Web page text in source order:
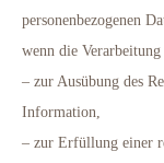
personenbezogenen
wenn die Verarbeitung
– zur Ausübung des
Information,
– zur Erfüllung einer